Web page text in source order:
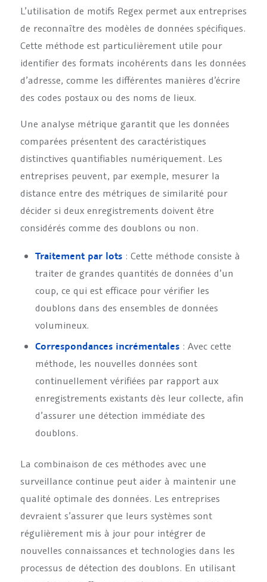
L’utilisation de motifs Regex permet aux entreprises
de reconnaître des modèles de données spécifiques.
Cette méthode est particulièrement utile pour
identifier des formats incohérents dans les données
d’adresse, comme les différentes manières d’écrire
des codes postaux ou des noms de lieux.
Une analyse métrique garantit que les données
comparées présentent des caractéristiques
distinctives quantifiables numériquement. Les
entreprises peuvent, par exemple, mesurer la
distance entre des métriques de similarité pour
décider si deux enregistrements doivent être
considérés comme des doublons ou non.
Traitement par lots: Cette méthode consiste à
traiter de grandes quantités de données d’un
coup, ce qui est efficace pour vérifier les
doublons dans des ensembles de données
volumineux.
Correspondances incrémentales: Avec cette
méthode, les nouvelles données sont
continuellement vérifiées par rapport aux
enregistrements existants dès leur collecte, afin
d’assurer une détection immédiate des
doublons.
La combinaison de ces méthodes avec une
surveillance continue peut aider à maintenir une
qualité optimale des données. Les entreprises
devraient s’assurer que leurs systèmes sont
régulièrement mis à jour pour intégrer de
nouvelles connaissances et technologies dans les
processus de détection des doublons. En utilisant